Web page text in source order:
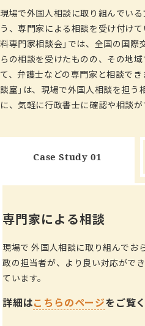
現場で外国人相談に取り組んでい
う、専門家による相談を受け付け
料専門家相談会」では、全国の国
らの相談を受けたものの、その地
て、弁護士などの専門家と相談で
談室」は、現場で外国人相談を担
に、気軽に行政書士に確認や相談が
Case Study 01
専門家による相談
現場で 外国人相談に取り組んでお
政の担当者が、より良い対応がで
ています。
詳細はこちらのページをご覧